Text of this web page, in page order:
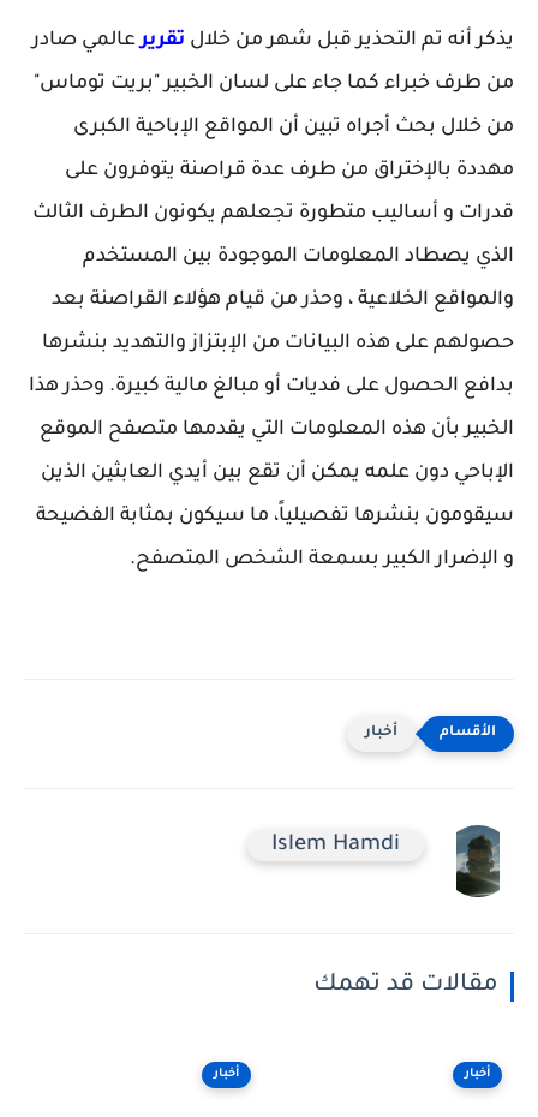
يذكر أنه تم التحذير قبل شهر من خلال تقريرعالمي صادر
من طرف خبراء كما جاء على لسان الخبير "بريت توماس"
من خلال بحث أجراه تبين أن المواقع الإباحية الكبرى
مهددة بالإختراق من طرف عدة قراصنة يتوفرون على
قدرات و أساليب متطورة تجعلهم يكونون الطرف الثالث
الذي يصطاد المعلومات الموجودة بين المستخدم
والمواقع الخلاعية ، وحذر من قيام هؤلاء القراصنة بعد
حصولهم على هذه البيانات من الإبتزاز والتهديد بنشرها
بدافع الحصول على فديات أو مبالغ مالية كبيرة. وحذر هذا
الخبير بأن هذه المعلومات التي يقدمها متصفح الموقع
الإباحي دون علمه يمكن أن تقع بين أيدي العابثين الذين
سيقومون بنشرها تفصيلياً، ما سيكون بمثابة الفضيحة
و الإضرار الكبير بسمعة الشخص المتصفح.
أخبار
Islem Hamdi
مقالات قد تهمك
أخبار أخبار